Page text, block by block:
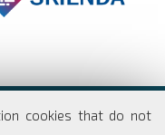
cookies that do not
di Roma